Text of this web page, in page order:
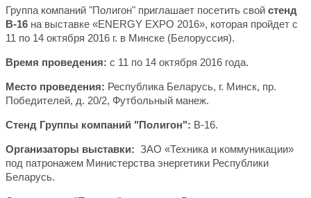
Группа компаний "Полигон" приглашает посетить свой стенд
B-16 на выставке «ENERGY EXPO 2016», которая пройдет с
11 по 14 октября 2016 г. в Минске (Белоруссия).
Время проведения: c 11 по 14 октября 2016 года.
Место проведения: Республика Беларусь, г. Минск, пр.
Победителей, д. 20/2, Футбольный манеж.
Стенд Группы компаний "Полигон": В-16.
Организаторы выставки: ЗАО «Техника и коммуникации»
под патронажем Министерства энергетики Республики
Беларусь.